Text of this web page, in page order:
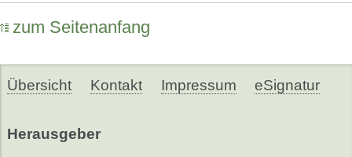
zum Seitenanfang
Übersicht Kontakt Impressum eSignatur
Herausgeber